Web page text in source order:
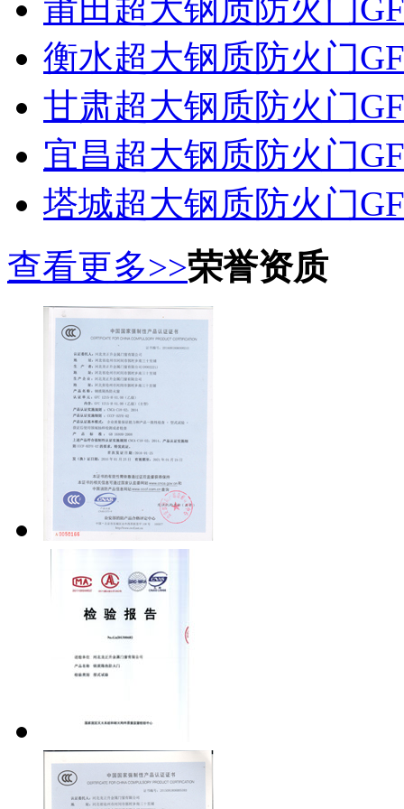
莆田超大钢质防火门
衡水超大钢质防火门
甘肃超大钢质防火门
宜昌超大钢质防火门
塔城超大钢质防火门
查看更多>>荣誉资质